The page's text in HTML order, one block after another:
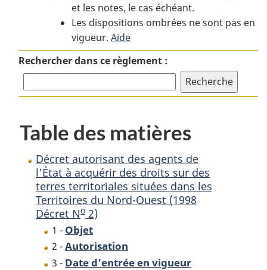
des
agents
de
l’État
à
des
sur
des
terres
territoriales
situées
dans
du
Nord-
autorisant
des
agents
de
l’État
acquérir
droits
sur
des
terres
territoriales
situées
Territoires
du
autorisant
des
de
l’État
acquérir
droits
sur
des
terres
territoriales
situées
du
et les notes, le cas échéant.
Les dispositions ombrées ne sont pas en
vigueur. Aide
Rechercher dans ce règlement :
Table des matières
Décret autorisant des agents de
l’État à acquérir des droits sur des
terres territoriales situées dans les
Territoires du Nord-Ouest (1998
Décret No 2)
1 - Objet
2 -Autorisation
3 - Date d’entrée en vigueur